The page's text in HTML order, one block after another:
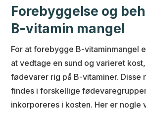
Forebyggelse og
B-vitamin mangel
For at forebygge B-vitaminmangel
at vedtage en sund og varieret
fødevarer rig på B-vitaminer.
findes i forskellige
inkorporeres i kosten. Her er nogle